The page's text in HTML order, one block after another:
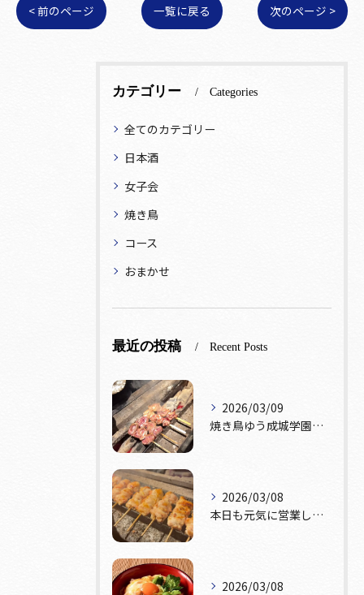
< 前のページ 一覧に戻る 次のページ >
カテゴリー Categories
全てのカテゴリー
日本酒
女子会
焼き鳥
コース
おまかせ
最近の投稿 Recent Posts
2026/03/09
焼き鳥ゆう成城学園前店です！本日テーブル席おひとつ、カウンタ...
2026/03/08
本日も元気に営業しております！🔥
2026/03/08